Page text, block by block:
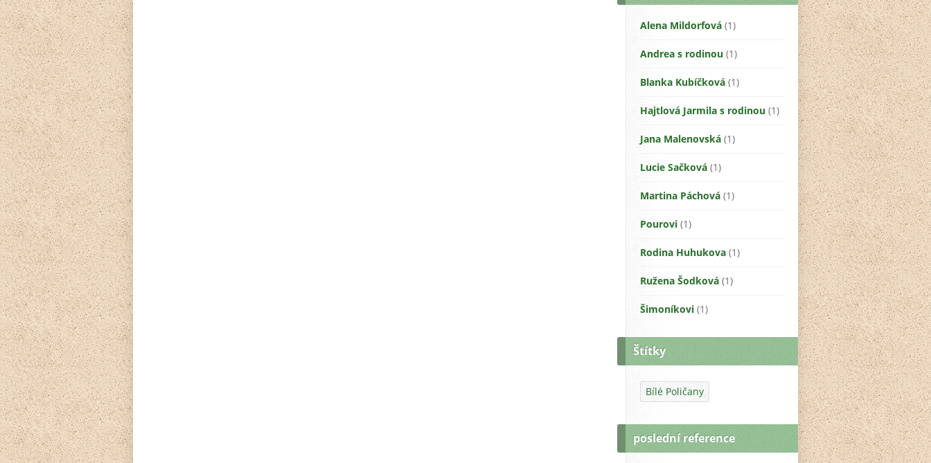
Alena Mildorfová (1)
Andrea s rodinou (1)
Blanka Kubíčková (1)
Hajtlová Jarmila s rodinou (1)
Jana Malenovská (1)
Lucie Sačková (1)
Martina Páchová (1)
Pourovi (1)
Rodina Huhukova (1)
Ružena Šodková (1)
Šimoníkovi (1)
Štítky
Bílé Poličany
poslední reference